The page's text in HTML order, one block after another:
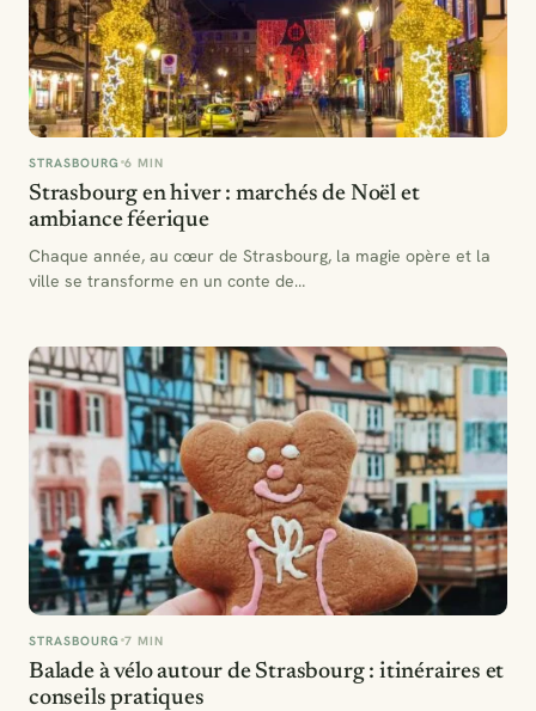
STRASBOURG 6 MIN
Strasbourg en hiver : marchés de Noël et
ambiance féerique
Chaque année, au cœur de Strasbourg, la magie opère et la
ville se transforme en un conte de…
STRASBOURG 7 MIN
Balade à vélo autour de Strasbourg : itinéraires et
conseils pratiques